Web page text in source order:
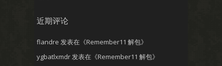
近期评论
flandre 发表在《Remember11 解包》
ygbatlxmdr 发表在《Remember11 解包》